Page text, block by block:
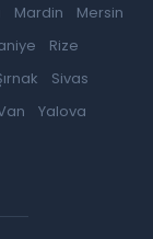
Mardin
Mersin
Rize
Sivas
Yalova